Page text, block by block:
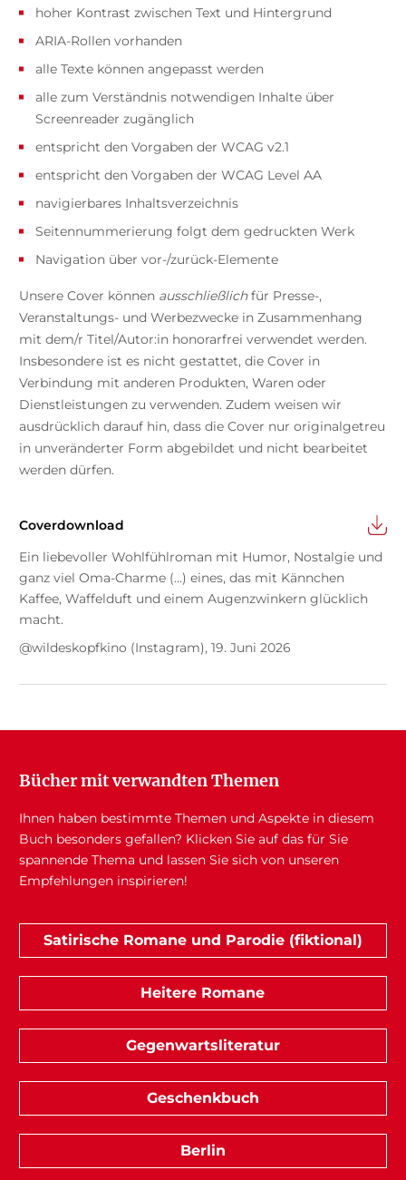
hoher Kontrast zwischen Text und Hintergrund
ARIA-Rollen vorhanden
alle Texte können angepasst werden
alle zum Verständnis notwendigen Inhalte über
Screenreader zugänglich
entspricht den Vorgaben der WCAG v2.1
entspricht den Vorgaben der WCAG Level AA
navigierbares Inhaltsverzeichnis
Seitennummerierung folgt dem gedruckten Werk
Navigation über vor-/zurück-Elemente
Unsere Cover können ausschließlichfür Presse-,
Veranstaltungs- und Werbezwecke in Zusammenhang
mit dem/r Titel/Autor:in honorarfrei verwendet werden.
Insbesondere ist es nicht gestattet, die Cover in
Verbindung mit anderen Produkten, Waren oder
Dienstleistungen zu verwenden. Zudem weisen wir
ausdrücklich darauf hin, dass die Cover nur originalgetreu
in unveränderter Form abgebildet und nicht bearbeitet
werden dürfen.
Coverdownload
Ein liebevoller Wohlfühlroman mit Humor, Nostalgie und
ganz viel Oma-Charme (...) eines, das mit Kännchen
Kaffee, Waffelduft und einem Augenzwinkern glücklich
macht.
@wildeskopfkino (Instagram), 19. Juni 2026
Bücher mit verwandten Themen
Ihnen haben bestimmte Themen und Aspekte in diesem
Buch besonders gefallen? Klicken Sie auf das für Sie
spannende Thema und lassen Sie sich von unseren
Empfehlungen inspirieren!
Satirische Romane und Parodie (fiktional)
Heitere Romane
Gegenwartsliteratur
Geschenkbuch
Berlin